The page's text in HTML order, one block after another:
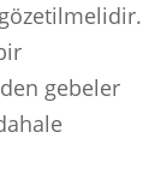
gebeler